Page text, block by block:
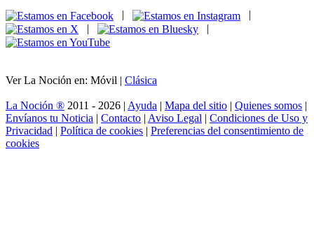
|
|
Ver La Noción en: Móvil | Clásica
La Noción ® 2011 - 2026 | Ayuda | Mapa del sitio | Quienes somos |
Envíanos tu Noticia | Contacto | Aviso Legal | Condiciones de Uso y
Privacidad | Política de cookies | Preferencias del consentimiento de
cookies